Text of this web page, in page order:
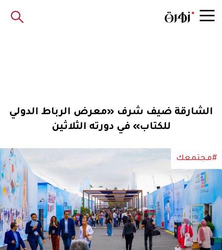
الشارقة ضيف شرف «معرض الرباط الدولي
للكتاب» في دورته الثلاثين
#مجتمعك